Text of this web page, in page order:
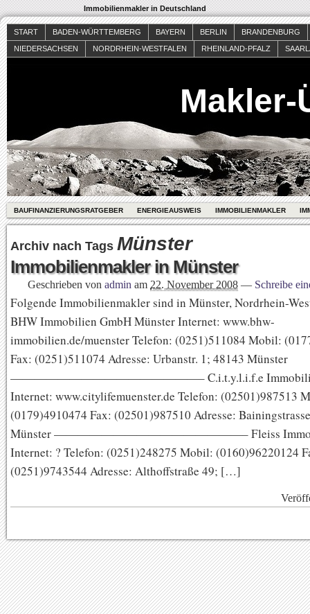
Immobilienmakler in Deutschland
START BADEN-WÜRTTEMBERG BAYERN BERLIN
BRANDENBURG
NIEDERSACHSEN
NORDRHEIN-WESTFALEN RHEINLAND-PFALZ
Makler-
BAUFINANZIERUNGSRATGEBER ENERGIEAUSWEIS IMMOBILIENMAKLER
Archiv nach Tags Münster
Immobilienmakler in Münster
Geschrieben von admin am 22. November 2008 — Schreibe
Folgende Immobilienmakler sind in Münster, Nordrhein-
BHW Immobilien GmbH Münster Internet: www.bhw-
immobilien.de/muenster Telefon: (0251)511084 Mobil:
Fax: (0251)511074 Adresse: Urbanstr. 1; 48143 Münster
————————————————– C.i.t.y.l.i.f.e
Internet: www.citylifemuenster.de Telefon: (02501)987513
(0179)4910474 Fax: (02501)987510 Adresse:
Münster ————————————————– Fleiss
Internet: ? Telefon: (0251)248275 Mobil: (0160)96220124
(0251)9743544 Adresse: Althoffstraße 49; […]